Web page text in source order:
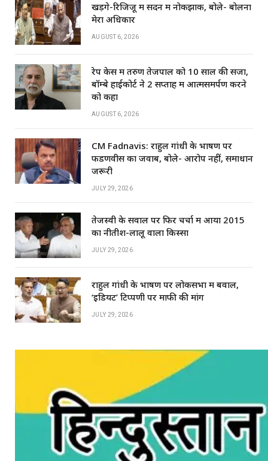
खड़गे-रिजिजू में सदन में नोकझोंक, बोले- बोलना
मेरा अधिकार
AUGUST 6, 2026
रेप केस में तरुण तेजपाल को 10 साल की सजा,
बॉम्बे हाईकोर्ट ने 2 सप्ताह में आत्मसमर्पण करने
को कहा
AUGUST 6, 2026
CM Fadnavis: राहुल गांधी के भाषण पर
फडणवीस का जवाब, बोले- आरोप नहीं, समाधान
जरूरी
JULY 29, 2026
तेजस्वी के सवाल पर फिर चर्चा में आया 2015
का नीतीश-लालू वाला किस्सा
JULY 29, 2026
राहुल गांधी के भाषण पर लोकसभा में बवाल,
‘इडियट’ टिप्पणी पर माफी की मांग
JULY 29, 2026